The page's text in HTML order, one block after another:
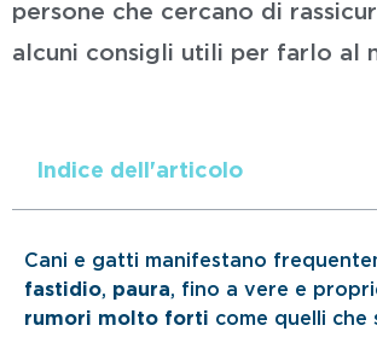
persone che cercano di
alcuni consigli utili per farlo al
Indice dell'articolo
Cani e gatti manifestano
fastidio, paura, fino a vere e
rumori molto forti come quelli che